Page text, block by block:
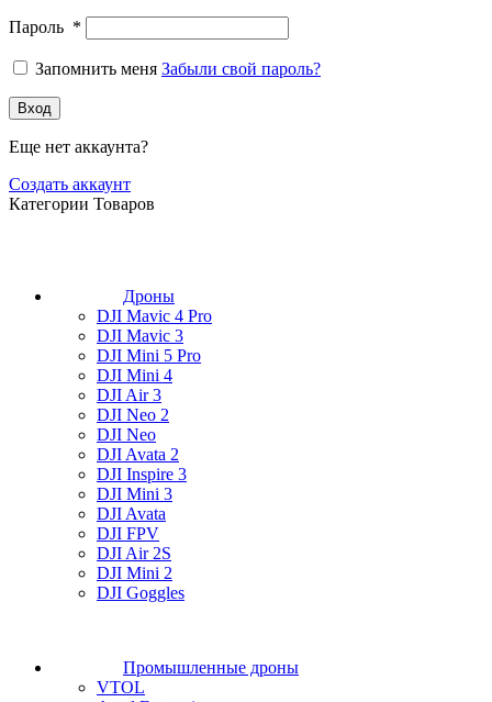
Пароль *
Запомнить меня Забыли свой пароль?
Вход
Еще нет аккаунта?
Создать аккаунт
Категории Товаров
Дроны
DJI Mavic 4 Pro
DJI Mavic 3
DJI Mini 5 Pro
DJI Mini 4
DJI Air 3
DJI Neo 2
DJI Neo
DJI Avata 2
DJI Inspire 3
DJI Mini 3
DJI Avata
DJI FPV
DJI Air 2S
DJI Mini 2
DJI Goggles
Промышленные дроны
VTOL